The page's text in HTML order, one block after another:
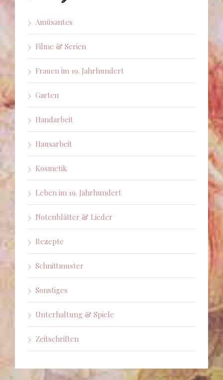
Amüsantes
Filme & Serien
Frauen im 19. Jahrhundert
Garten
Handarbeit
Hausarbeit
Kosmetik
Leben im 19. Jahrhundert
Notenblätter & Lieder
Rezepte
Schnittmuster
Sonstiges
Unterhaltung & Spiele
Zeitschriften